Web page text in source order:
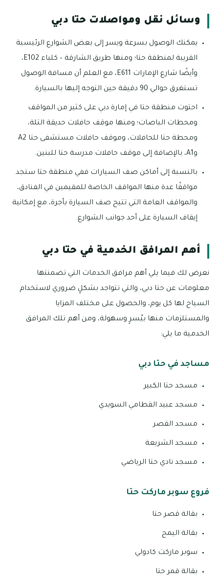
وسائل نقل ومواصلات حتا دبي
يمكنك الوصول بسرعة ويسر إلى بعض الشوارع الرئيسية
القريبة لمنطقة حتا؛ ومنها طريق الشارقة – كلباء E102،
وأيضًا شارع الإمارات E611، مع العلم أن مسافة الوصول
تستغرق حوالي 90 دقيقة حين التوجه إليها بالسيارة.
احتوت منطقة حتا في إمارة دبي على كثير من المواقف
ومحطات الباصات؛ ومنها موقف حافلات حديقة التلة،
ومحطة حتا للحافلات، وموقف حافلات مستشفى حتا A2
وA1، بالإضافة إلى موقف حافلات مدرسة حتا للبنين.
بالنسبة إلى أماكن صف السيارات ففي منطقة حتا ستجد
مواقفًا عدة منها المواقف الخاصة للمقيمين في الفنادق،
والمواقف العامة التي تتيح صف السيارة بأجرة، مع إمكانية
إيقاف السيارة على أحد جوانب الشوارع.
أهم المرافق الخدمية في حتا دبي
نعرض لك فيما يلي أهم مرافق الخدمات التي تضمنتها
معلومات عن حتا دبي، والتي تتواجد بشكلٍ ضروري لاستخدام
السياح لها كل يوم، والحصول على مختلف المزايا
والمستلزمات منها بيُسرٍ وسهولة، ومن أهم تلك المرافق
الخدمية ما يلي:
مساجد في حتا دبي
مسجد حتا الكبير
مسجد عبيد القطامي السويدي
مسجد القصر
مسجد الشريعة
مسجد نادي حتا الرياضي
فروع سوبر ماركت حتا
بقالة قصر حتا
بقالة اليمح
سوبر ماركت كادولي
بقالة قمر حتا